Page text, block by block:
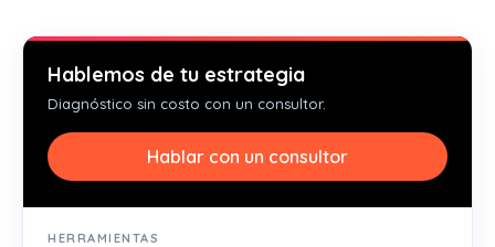
Hablemos de tu estrategia
Diagnóstico sin costo con un consultor.
Hablar con un consultor
HERRAMIENTAS